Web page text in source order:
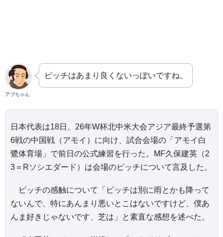
アブちゃん
ピッチはあまり良くないっぽいですね。
日本代表は18日、26年W杯北中米大会アジア最終予選第
6戦の中国戦（アモイ）に向け、試合会場の「アモイ白
鷺体育場」で前日の公式練習を行った。MF久保建英（2
3＝Rソシエダード）は会場のピッチについて言及した。
ピッチの感触について「ピッチは別に雨とかも降って
ないんで、特にあんまり悪いとこはないですけど、僕あ
んま好きじゃないです、芝は」と素直な感想を述べた。